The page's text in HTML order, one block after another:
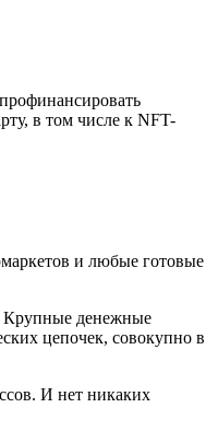
в том числе к NFT-
и любые готовые
Крупные денежные
цепочек, совокупно в
И нет никаких